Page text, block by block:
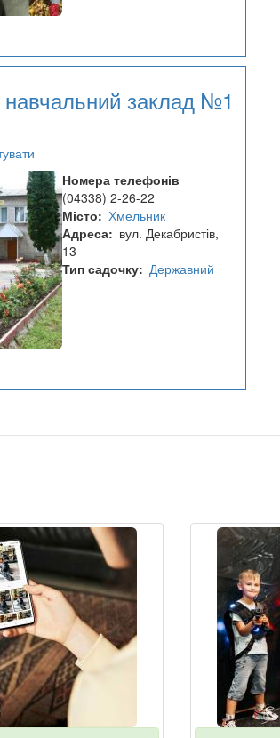
заклад №1
Номера телефонів
(04338) 2-26-22
Місто
Хмельник
Адреса
вул. Декабристів,
13
Тип садочку
Державний